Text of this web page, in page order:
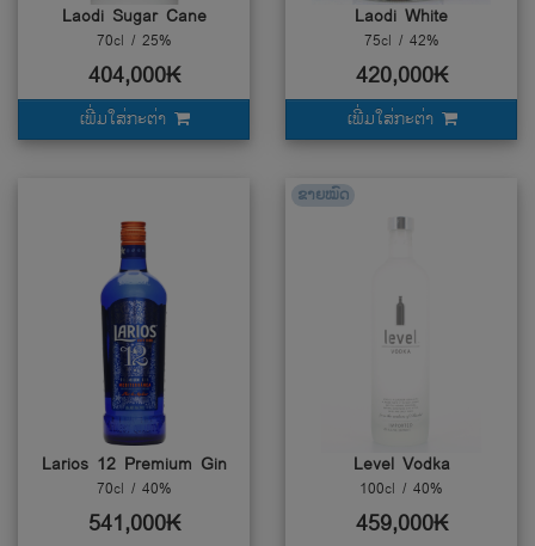
Laodi Sugar Cane
70cl / 25%
404,000₭
ເພີ່ມໃສ່ກະຕ່າ
Laodi White
75cl / 42%
420,000₭
ເພີ່ມໃສ່ກະຕ່າ
Larios 12 Premium Gin
70cl / 40%
541,000₭
ຂາຍໝົດ
Level Vodka
100cl / 40%
459,000₭